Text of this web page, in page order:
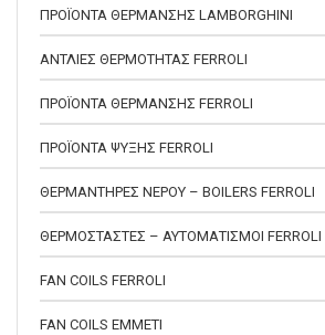
ΠΡΟΪΟΝΤΑ ΘΕΡΜΑΝΣΗΣ LAMBORGHINI
ΑΝΤΛΙΕΣ ΘΕΡΜΟΤΗΤΑΣ FERROLI
ΠΡΟΪΟΝΤΑ ΘΕΡΜΑΝΣΗΣ FERROLI
ΠΡΟΪΟΝΤΑ ΨΥΞΗΣ FERROLI
ΘΕΡΜΑΝΤΗΡΕΣ ΝΕΡΟΥ – BOILERS FERROLI
ΘΕΡΜΟΣΤΑΣΤΕΣ – ΑΥΤΟΜΑΤΙΣΜΟΙ FERROLI
FAN COILS FERROLI
FAN COILS EMMETI